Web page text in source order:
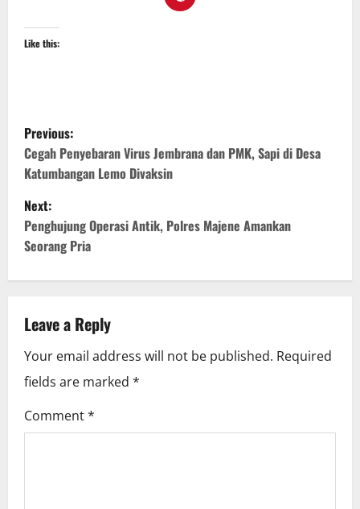
Like this:
P
o
s
t
n
v
i
g
a
Previous:
Cegah Penyebaran Virus Jembrana dan PMK, Sapi di Desa
Katumbangan Lemo Divaksin
Next:
Penghujung Operasi Antik, Polres Majene Amankan
Seorang Pria
Leave a Reply
Your email address will not be published. Required
fields are marked *
Comment*